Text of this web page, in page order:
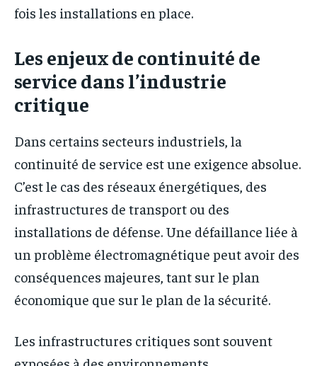
fois les installations en place.
Les enjeux de continuité de
service dans l’industrie
critique
Dans certains secteurs industriels, la
continuité de service est une exigence absolue.
C’est le cas des réseaux énergétiques, des
infrastructures de transport ou des
installations de défense. Une défaillance liée à
un problème électromagnétique peut avoir des
conséquences majeures, tant sur le plan
économique que sur le plan de la sécurité.
Les infrastructures critiques sont souvent